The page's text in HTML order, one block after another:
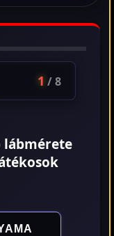
1 / 8
lábmérete